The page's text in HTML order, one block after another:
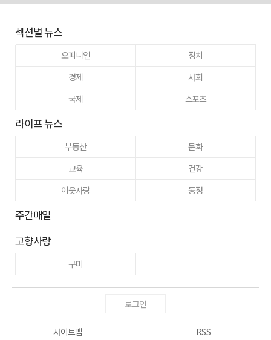
섹션별 뉴스
오피니언
정치
경제
사회
국제
스포츠
라이프 뉴스
부동산
문화
교육
건강
이웃사랑
동정
주간매일
고향사랑
구미
로그인
사이트맵 RSS